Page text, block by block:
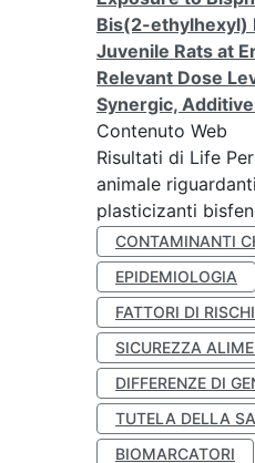
Bis(2-ethylhexyl)
Juvenile Rats at
Relevant Dose
Synergic,
Contenuto Web
Risultati di Life
animale
plasticizanti
CONTAMINANTI
EPIDEMIOLOGIA
FATTORI DI
SICUREZZA
DIFFERENZE DI
TUTELA DELLA
BIOMARCATORI